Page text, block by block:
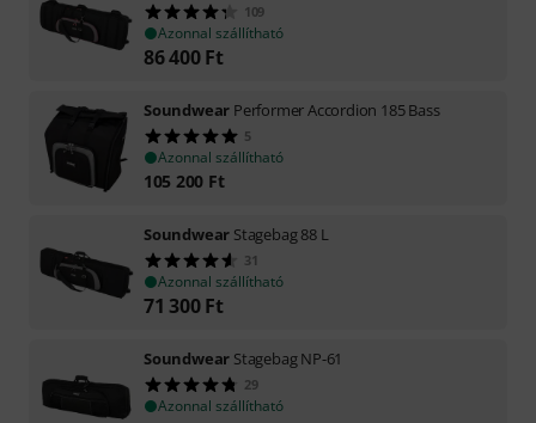
109
Azonnal szállítható
86 400 Ft
Soundwear Performer Accordion 185 Bass
5
Azonnal szállítható
105 200 Ft
Soundwear Stagebag 88 L
31
Azonnal szállítható
71 300 Ft
Soundwear Stagebag NP-61
29
Azonnal szállítható